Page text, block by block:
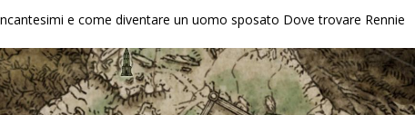
e come diventare un uomo sposato Dove trovare Rennie